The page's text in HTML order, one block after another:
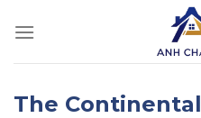
The Continental